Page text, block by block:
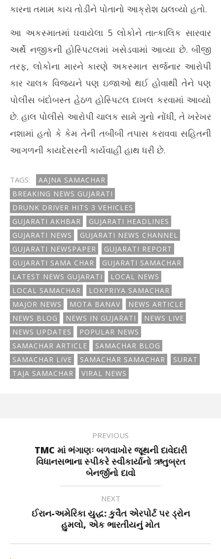
કારના તમામ કાચ તોડીને પોતાનો આક્રોશ ઠાલવ્યો હતો.
આ અકસ્માતમાં ઘવાયેલા 5 લોકોને તાત્કાલિક સારવાર
અર્થે નજીકની હોસ્પિટલમાં ખસેડવામાં આવ્યા છે. બીજી
તરફ, લોકોના મારને કારણે અકસ્માત સર્જનાર આરોપી
કાર ચાલક વિજયને પણ ઇજાઓ થઈ હોવાથી તેને પણ
પોલીસ બંદોબસ્ત હેઠળ હોસ્પિટલ દાખલ કરવામાં આવ્યો
છે. હાલ પોલીસે આરોપી ચાલક સામે ગુનો નોંધી, તે ખરેખર
નશામાં હતો કે કેમ તેની તબીબી તપાસ કરાવવા સહિતની
આગળની કાયદેસરની કાર્યવાહી હાથ ધરી છે.
TAGS:
AAJNA SAMACHAR
BREAKING NEWS GUJARATI
DRUNK DRIVER HITS 3 VEHICLES
GUJARATI AKHBAR
GUJARATI HEADLINES
GUJARATI NEWS
GUJARATI NEWS CHANNEL
GUJARATI NEWSPAPER
GUJARATI REPORT
GUJARATI SAMA CHAR
GUJARATI SAMACHAR
LATEST NEWS GUJARATI
LOCAL NEWS
LOCAL SAMACHAR
LOKPRIYA SAMACHAR
MAJOR NEWS
MOTA BANAV
NEWS ARTICLE
NEWS BLOG
NEWS IN GUJARATI
NEWS LIVE
NEWS UPDATES
POPULAR NEWS
SAMACHAR ARTICLE
SAMACHAR BLOG
SAMACHAR LIVE
SAMACHAR SAMACHAR
SURAT
TAJA SAMACHAR
VIRAL NEWS
PREVIOUS
TMC માં ભંગાણઃ બળવાખોર જૂથની દાવેદારી
વિધાનસભાના સ્પીકરે સ્વીકાર્યાનો ઋતુબ્રત
બેનર્જીનો દાવો
NEXT
ઈરાન-અમેરિકા યુદ્ધ: કુવૈત એરપોર્ટ પર ડ્રોન
હુમલો, એક ભારતીયનું મોત